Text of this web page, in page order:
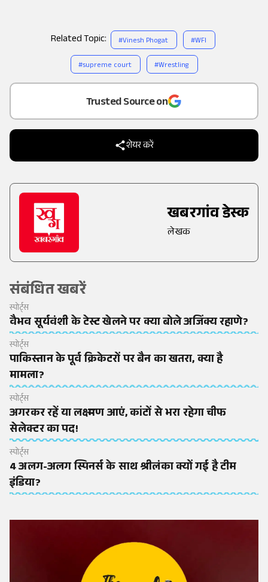
Add
as a
Trusted Source on
शेयर करें
खबरगांव डेस्क
लेखक
संबंधित खबरें
स्पोर्ट्स
वैभव सूर्यवंशी के टेस्ट खेलने पर क्या बोले अजिंक्य रहाणे?
स्पोर्ट्स
पाकिस्तान के पूर्व क्रिकेटरों पर बैन का खतरा, क्या है
मामला?
स्पोर्ट्स
अगरकर रहें या लक्ष्मण आएं, कांटों से भरा रहेगा चीफ
सेलेक्टर का पद!
स्पोर्ट्स
4 अलग-अलग स्पिनर्स के साथ श्रीलंका क्यों गई है टीम
इंडिया?
Related Topic: #Vinesh Phogat #WFI
#supreme court #Wrestling